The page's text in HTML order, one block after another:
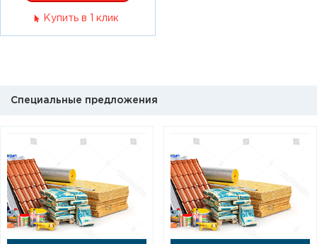
Купить в 1 клик
Специальные предложения